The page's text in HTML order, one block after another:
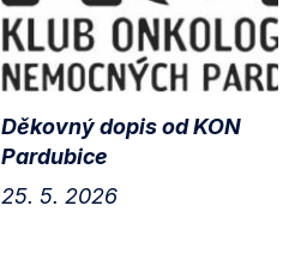
Děkovný dopis od KON
Pardubice
25. 5. 2026